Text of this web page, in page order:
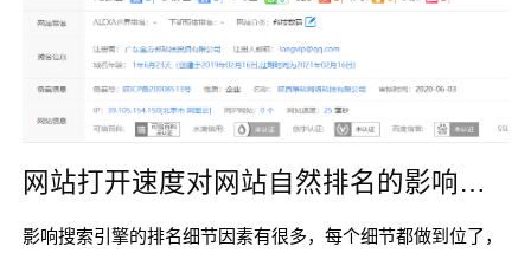
网站打开速度对网站自然排名的影响以及怎么解决
影响搜索引擎的排名细节因素有很多，每个细节都做到位了，